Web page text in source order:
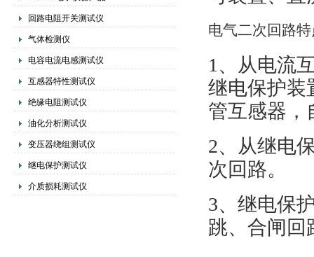
回路电阻开关测试仪
气体检测仪
电容电流电感测试仪
互感器特性测试仪
绝缘电阻测试仪
油化分析测试仪
变压器绕组测试仪
继电保护测试仪
介质损耗测试仪
电气二次回路
1、从电流
继电保护装
管互感器，
2、从继电
次回路。
3、继电保
跳、合闸回